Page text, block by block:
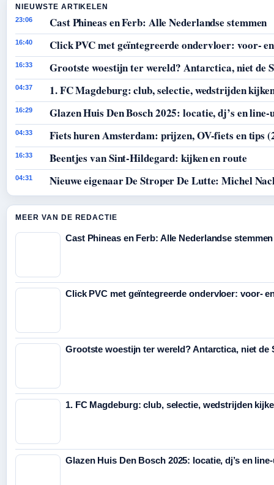
NIEUWSTE ARTIKELEN
23:06 Cast Phineas en Ferb: Alle Nederlandse stemmen
16:40 Click PVC met geïntegreerde ondervloer: voor-
16:33 Grootste woestijn ter wereld? Antarctica, niet de
04:37 1. FC Magdeburg: club, selectie, wedstrijden
16:29 Glazen Huis Den Bosch 2025: locatie, dj’s en line-
04:33 Fiets huren Amsterdam: prijzen, OV-fiets en tips
16:33 Beentjes van Sint-Hildegard: kijken en route
04:31 Nieuwe eigenaar De Stroper De Lutte: Michel
MEER VAN DE REDACTIE
Cast Phineas en Ferb: Alle Nederlandse stemmen
Click PVC met geïntegreerde ondervloer: voor-
Grootste woestijn ter wereld? Antarctica, niet de
1. FC Magdeburg: club, selectie, wedstrijden
Glazen Huis Den Bosch 2025: locatie, dj’s en